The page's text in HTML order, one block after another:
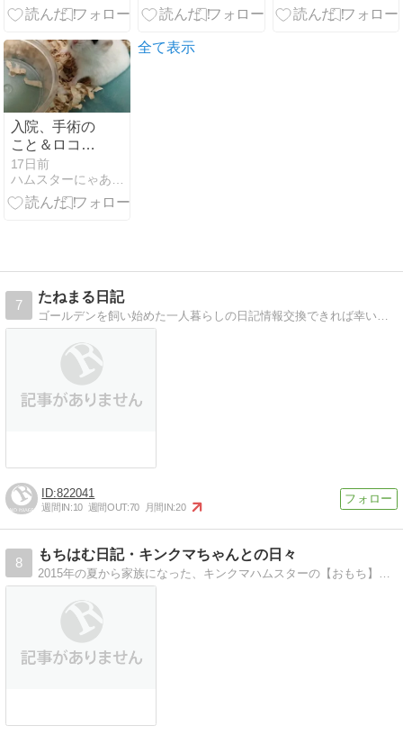
入院、手術の
こと＆ロコち
ゃんの励まし
17日前
全て表示
7
たねまる日記
ゴールデンを飼い始めた一人暮らしの日記情報交換できれば幸いです
822041
週間IN:10 週間OUT:70 月間IN:20
8
もちはむ日記・キンクマちゃんとの日々
2015年の夏から家族になった、キンクマハムスターの【おもち】との日々です。